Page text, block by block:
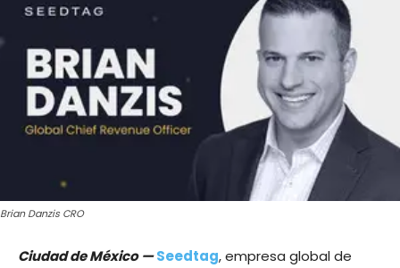
Brian Danzis CRO
Ciudad de México —Seedtag, empresa global de